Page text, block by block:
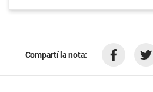
Compartí la nota: